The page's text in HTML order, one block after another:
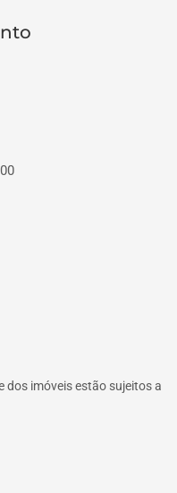
dos imóveis estão sujeitos a